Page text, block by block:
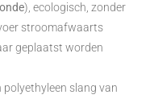
), ecologisch, zonder
stroomafwaarts
geplaatst worden
polyethyleen slang van